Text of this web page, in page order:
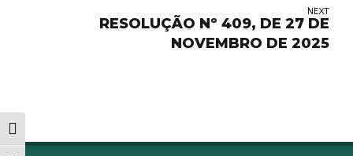
Alternar alto contraste
NEXT
RESOLUÇÃO Nº 409, DE 27 DE
NOVEMBRO DE 2025